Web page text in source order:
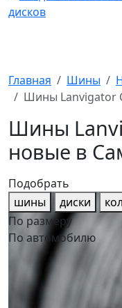
Главная Шины
Шины Lanvigator
Шины
новые в
Подобрать
шины
диски
По размеру
По автомобилю